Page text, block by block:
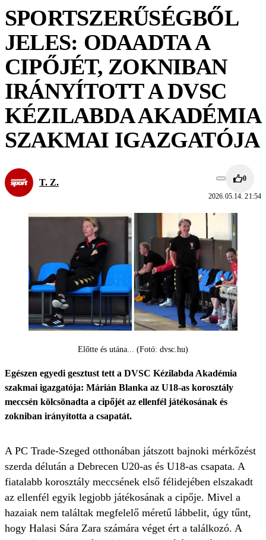
SPORTSZERŰSÉGBŐL
JELES: ODAADTA A
CIPŐJÉT, ZOKNIBAN
IRÁNYÍTOTT A DVSC
KÉZILABDA AKADÉMIA
SZAKMAI IGAZGATÓJA
T. Z. 0
2026.05.14. 21:54
Előtte és utána... (Fotó: dvsc.hu)
Egészen egyedi gesztust tett a DVSC Kézilabda Akadémia
szakmai igazgatója: Márián Blanka az U18-as korosztály
meccsén kölcsönadta a cipőjét az ellenfél játékosának és
zokniban irányította a csapatát.
A PC Trade-Szeged otthonában játszott bajnoki mérkőzést
szerda délután a Debrecen U20-as és U18-as csapata. A
fiatalabb korosztály meccsének első félidejében elszakadt
az ellenfél egyik legjobb játékosának a cipője. Mivel a
hazaiak nem találtak megfelelő méretű lábbelit, úgy tűnt,
hogy Halasi Sára Zara számára véget ért a találkozó. A